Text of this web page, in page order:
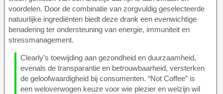
voordelen. Door de combinatie van zorgvuldig geselecteerde
natuurlijke ingrediënten biedt deze drank een evenwichtige
benadering ter ondersteuning van energie, immuniteit en
stressmanagement.
Clearly’s toewijding aan gezondheid en duurzaamheid,
evenals de transparantie en betrouwbaarheid, versterken
de geloofwaardigheid bij consumenten. “Not Coffee” is
een weloverwogen keuze voor wie plezier en welzijn wil